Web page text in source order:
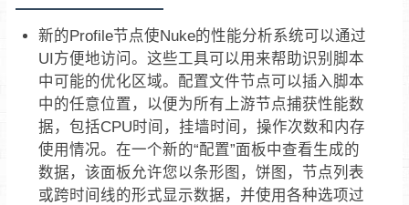
新的Profile节点使Nuke的性能分析系统可以通过
UI方便地访问。这些工具可以用来帮助识别脚本
中可能的优化区域。配置文件节点可以插入脚本
中的任意位置，以便为所有上游节点捕获性能数
据，包括CPU时间，挂墙时间，操作次数和内存
使用情况。在一个新的“配置”面板中查看生成的
数据，该面板允许您以条形图，饼图，节点列表
或跨时间线的形式显示数据，并使用各种选项过